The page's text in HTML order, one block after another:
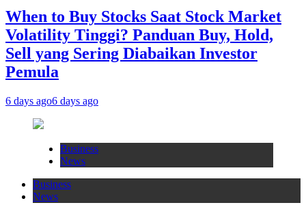
When to Buy Stocks Saat Stock Market
Volatility Tinggi? Panduan Buy, Hold,
Sell yang Sering Diabaikan Investor
Pemula
6 days ago6 days ago
Business
News
Business
News